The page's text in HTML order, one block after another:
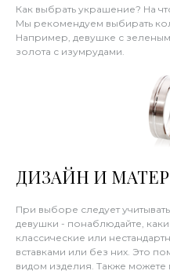
Как выбрать украшение? На
Мы рекомендуем выбирать
Например, девушке с
золота с изумрудами.
ДИЗАЙН И
При выборе следует
девушки - понаблюдайте,
классические или
вставками или без них. Это
видом изделия. Также можете